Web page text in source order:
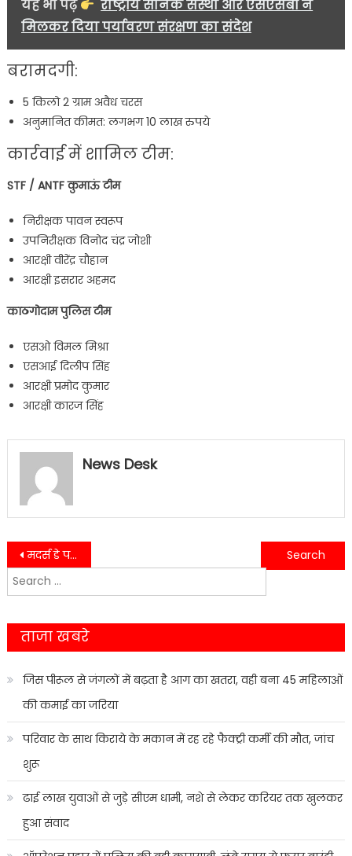
यह भी पढ़ें
राष्ट्रीय सैनिक संस्था और एसएसबी ने
मिलकर दिया पर्यावरण संरक्षण का संदेश
बरामदगी:
5 किलो 2 ग्राम अवैध चरस
अनुमानित कीमत: लगभग 10 लाख रुपये
कार्रवाई में शामिल टीम:
STF / ANTF कुमाऊं टीम
निरीक्षक पावन स्वरूप
उपनिरीक्षक विनोद चंद्र जोशी
आरक्षी वीरेंद्र चौहान
आरक्षी इसरार अहमद
काठगोदाम पुलिस टीम
एसओ विमल मिश्रा
एसआई दिलीप सिंह
आरक्षी प्रमोद कुमार
आरक्षी कारज सिंह
News Desk
Post
navigation
मदर्स डे पर माताओं का सम्मान कर लिया आशीर्वाद, भावुक हुआ माहौल
तनाव मुक्त और फिट पुलिसिंग के लिए कालाढूंगी पुलिस ने अपनाया योग का रास्ता
Search
for:
ताजा खबरे
जिस पीरूल से जंगलों में बढ़ता है आग का खतरा, वही बना 45 महिलाओं
की कमाई का जरिया
परिवार के साथ किराये के मकान में रह रहे फैक्ट्री कर्मी की मौत, जांच
शुरू
ढाई लाख युवाओं से जुड़े सीएम धामी, नशे से लेकर करियर तक खुलकर
हुआ संवाद